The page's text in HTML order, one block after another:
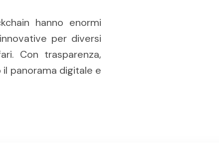
hanno enormi
per diversi
Con trasparenza,
panorama digitale e